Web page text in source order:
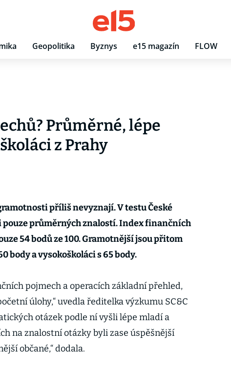
Geopolitika Byznys e15 magazín FLOW
Průměrné, lépe
z Prahy
příliš nevyznají. V testu České
pouze průměrných znalostí. Index finančních
54 bodů ze 100. Gramotnější jsou přitom
body a vysokoškoláci s 65 body.
pojmech a operacích základní přehled,
úlohy,“ uvedla ředitelka výzkumu SC&C
otázek podle ní vyšli lépe mladí a
na znalostní otázky byli zase úspěšnější
občané,“ dodala.